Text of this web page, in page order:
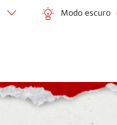
Modo escuro